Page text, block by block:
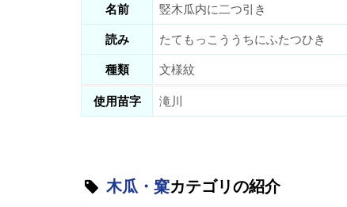
名前
竪木瓜内に二つ引き
読み
たてもっこううちにふたつひき
種類
文様紋
使用苗字
滝川
木瓜・窠カテゴリの紹介